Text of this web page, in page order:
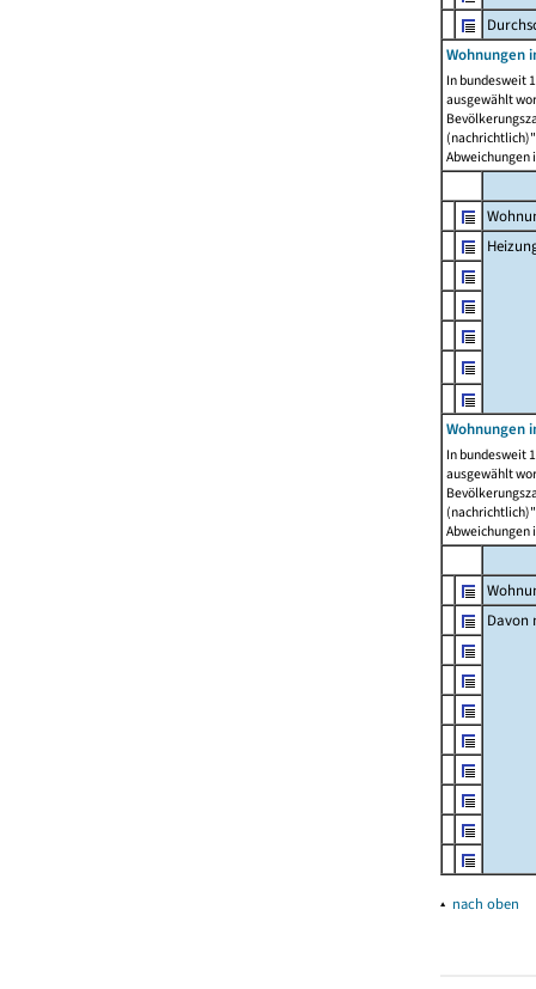
Wohnungen
In bundesweit
ausgewählt
Abweichungen
Wohnungen
In bundesweit
ausgewählt
Abweichungen
Davon
▴ nach oben